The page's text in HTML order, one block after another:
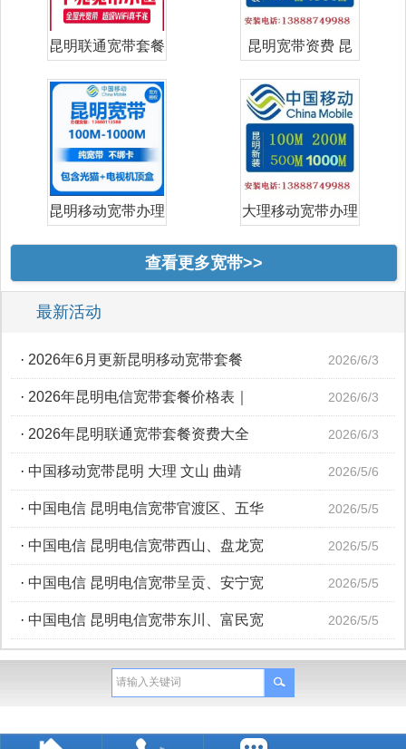
昆明联通宽带套餐
昆明宽带资费 昆
昆明移动宽带办理
大理移动宽带办理
查看更多宽带>>
最新活动
· 2026年6月更新昆明移动宽带套餐 2026/6/3
· 2026年昆明电信宽带套餐价格表｜ 2026/6/3
· 2026年昆明联通宽带套餐资费大全 2026/6/3
· 中国移动宽带昆明 大理 文山 曲靖 2026/5/6
· 中国电信 昆明电信宽带官渡区、五华 2026/5/5
· 中国电信 昆明电信宽带西山、盘龙宽 2026/5/5
· 中国电信 昆明电信宽带呈贡、安宁宽 2026/5/5
· 中国电信 昆明电信宽带东川、富民宽 2026/5/5